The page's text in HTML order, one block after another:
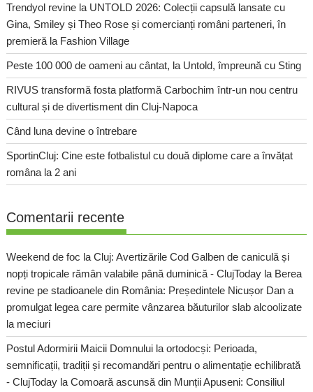
Trendyol revine la UNTOLD 2026: Colecții capsulă lansate cu
Gina, Smiley și Theo Rose și comercianți români parteneri, în
premieră la Fashion Village
Peste 100 000 de oameni au cântat, la Untold, împreună cu Sting
RIVUS transformă fosta platformă Carbochim într-un nou centru
cultural și de divertisment din Cluj-Napoca
Când luna devine o întrebare
SportinCluj: Cine este fotbalistul cu două diplome care a învățat
româna la 2 ani
Comentarii recente
Weekend de foc la Cluj: Avertizările Cod Galben de caniculă și
nopți tropicale rămân valabile până duminică - ClujToday la Berea
revine pe stadioanele din România: Președintele Nicușor Dan a
promulgat legea care permite vânzarea băuturilor slab alcoolizate
la meciuri
Postul Adormirii Maicii Domnului la ortodocși: Perioada,
semnificații, tradiții și recomandări pentru o alimentație echilibrată
- ClujToday laComoară ascunsă din Munții Apuseni: Consiliul